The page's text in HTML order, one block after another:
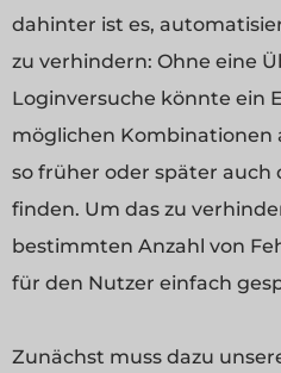
dahinter ist es,
zu verhindern: Ohne eine
Loginversuche könnte ein
möglichen Kombinationen
so früher oder später auch
finden. Um das zu
bestimmten Anzahl von
für den Nutzer einfach
Zunächst muss dazu